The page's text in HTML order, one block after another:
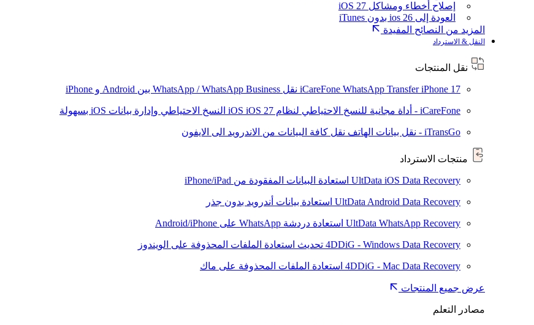
إصلاح أخطاء ومشاكل iOS 27
العودة إلى ios 26 بدون iTunes
المزيد من النصائح المفيدة
النقل & الاسترداد
نقل المنتجات
iCareFone WhatsApp TransferiPhone 17 نقل WhatsApp / WhatsApp Business بين Android و iPhone
iCareFone - أداة مجانية للنسخ الاحتياطي لنظام iOS iOS 27 النسخ الاحتياطي وإدارة بيانات iOS بسهولة
iTransGo - نقل بيانات الهاتف نقل كافة البيانات من الاندرويد الى الايفون
منتجات الاسترداد
UltData iOS Data Recovery استعادة البيانات المفقودة من iPhone/iPad
UltData Android Data Recovery استعادة بيانات أندرويد بدون جذر
UltData WhatsApp Recovery استعادة دردشة WhatsApp على Android/iPhone
4DDiG - Windows Data Recovery تحديث استعادة الملفات المحذوفة على الويندوز
4DDiG - Mac Data Recovery استعادة الملفات المحذوفة على ماك
عرض جميع المنتجات
مصادر التعلم